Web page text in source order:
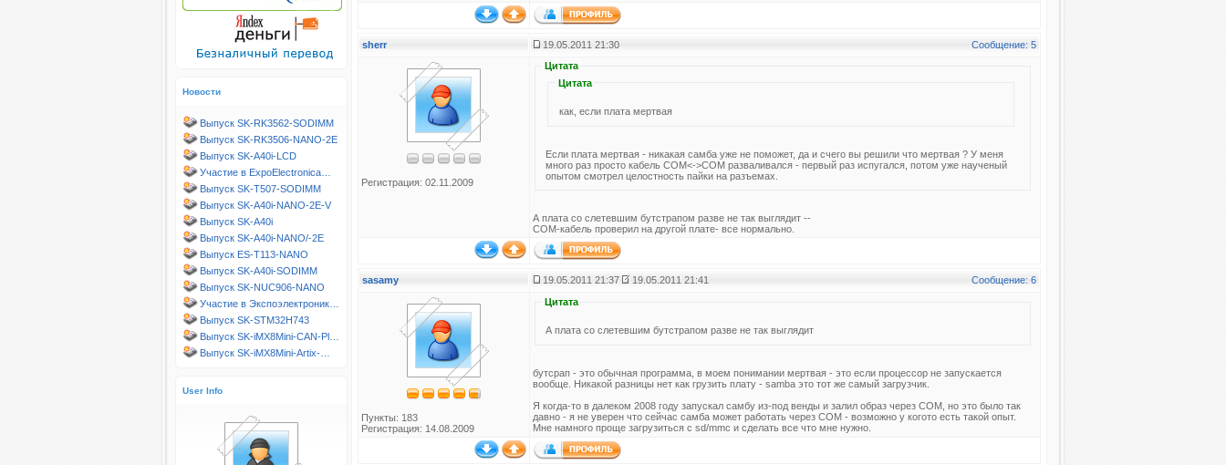
Новости
Выпуск SK-RK3562-SODIMM
Выпуск SK-RK3506-NANO-2E
Выпуск SK-A40i-LCD
Участие в ExpoElectronica…
Выпуск SK-T507-SODIMM
Выпуск SK-A40i-NANO-2E-V
Выпуск SK-A40i
Выпуск SK-A40i-NANO/-2E
Выпуск ES-T113-NANO
Выпуск SK-A40i-SODIMM
Выпуск SK-NUC906-NANO
Участие в Экспоэлектроник…
Выпуск SK-STM32H743
Выпуск SK-iMX8Mini-CAN-Pl…
Выпуск SK-iMX8Mini-Artix-…
User Info
sherr 19.05.2011 21:30 Сообщение: 5
Регистрация: 02.11.2009
Цитата
Цитата
как, если плата мертвая
Если плата мертвая - никакая самба уже не поможет, да и счего вы решили что мертвая ? У меня
много раз просто кабель COM<->COM разваливался - первый раз испугался, потом уже наученый
опытом смотрел целостность пайки на разъемах.
А плата со слетевшим бутстрапом разве не так выглядит --
СОМ-кабель проверил на другой плате- все нормально.
sasamy 19.05.2011 21:37 19.05.2011 21:41 Сообщение: 6
Пункты: 183
Регистрация: 14.08.2009
Цитата
А плата со слетевшим бутстрапом разве не так выглядит
бутсрап - это обычная программа, в моем понимании мертвая - это если процессор не запускается
вообще. Никакой разницы нет как грузить плату - samba это тот же самый загрузчик.
Я когда-то в далеком 2008 году запускал самбу из-под венды и залил образ через COM, но это было так
давно - я не уверен что сейчас самба может работать через COM - возможно у когото есть такой опыт.
Мне намного проще загрузиться с sd/mmc и сделать все что мне нужно.